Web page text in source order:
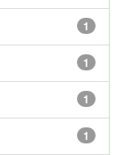
1
1
1
1